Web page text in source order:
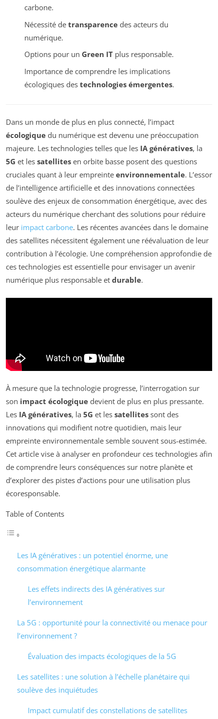
carbone.
Nécessité de transparencedes acteurs du
numérique.
Options pour un Green ITplus responsable.
Importance de comprendre les implications
écologiques des technologies émergentes.
Dans un monde de plus en plus connecté, l’impact
écologique du numérique est devenu une préoccupation
majeure. Les technologies telles que les IA génératives, la
5G et les satellites en orbite basse posent des questions
cruciales quant à leur empreinte environnementale. L’essor
de l’intelligence artificielle et des innovations connectées
soulève des enjeux de consommation énergétique, avec des
acteurs du numérique cherchant des solutions pour réduire
leur impact carbone. Les récentes avancées dans le domaine
des satellites nécessitent également une réévaluation de leur
contribution à l’écologie. Une compréhension approfondie de
ces technologies est essentielle pour envisager un avenir
numérique plus responsable et durable.
À mesure que la technologie progresse, l’interrogation sur
son impact écologique devient de plus en plus pressante.
Les IA génératives, la 5G et les satellites sont des
innovations qui modifient notre quotidien, mais leur
empreinte environnementale semble souvent sous-estimée.
Cet article vise à analyser en profondeur ces technologies afin
de comprendre leurs conséquences sur notre planète et
d’explorer des pistes d’actions pour une utilisation plus
écoresponsable.
Table of Contents
Les IA génératives : un potentiel énorme, une
consommation énergétique alarmante
Les effets indirects des IA génératives sur
l’environnement
La 5G : opportunité pour la connectivité ou menace pour
l’environnement ?
Évaluation des impacts écologiques de la 5G
Les satellites : une solution à l’échelle planétaire qui
soulève des inquiétudes
Impact cumulatif des constellations de satellites